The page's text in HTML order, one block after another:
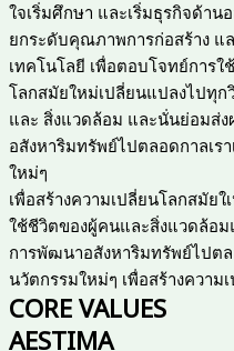
ใจเริ่มศึกษา และเริ่มธุรกิจด้า
ยกระดับคุณภาพการก่อสร้าง แ
เทคโนโลยี เพื่อตอบโจทย์การ
โลกสมัยใหม่เปลี่ยนแปลงไปทุ
และ สิ่งแวดล้อม และนั่นย่อมส่
อสังหาริมทรัพย์ไปตลอดกาลเร
ใหม่ๆ
เพื่อสร้างความเปลี่ยนโลกสมัย
ใช้ชีวิตของผู้คนและสิ่งแวดล้อ
การพัฒนาอสังหาริมทรัพย์ไปตล
นวัตกรรมใหม่ๆ เพื่อสร้างความ
CORE VALUES
AESTIMA